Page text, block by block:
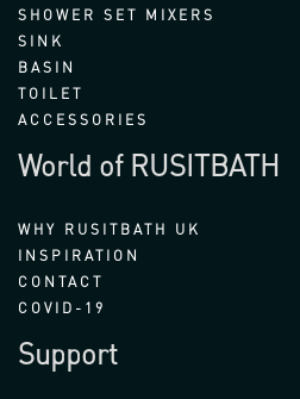
SHOWER SET MIXERS
SINK
BASIN
TOILET
ACCESSORIES
World of RUSITBATH
WHY RUSITBATH UK
INSPIRATION
CONTACT
COVID-19
Support